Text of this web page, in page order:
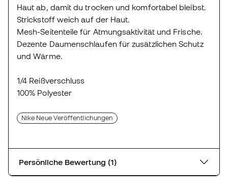
Haut ab, damit du trocken und komfortabel bleibst.
Strickstoff weich auf der Haut.
Mesh-Seitenteile für Atmungsaktivität und Frische.
Dezente Daumenschlaufen für zusätzlichen Schutz
und Wärme.
1/4 Reißverschluss
100% Polyester
Nike Neue Veröffentlichungen
Persönliche Bewertung (1)